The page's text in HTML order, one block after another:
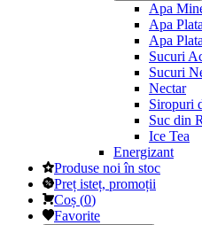
Apa
Apa
Apa
Sucuri
Sucuri
Nectar
Siropuri
Suc din
Ice Tea
Energizant
Produse noi în stoc
Preț isteț, promoții
Coș (0)
Favorite